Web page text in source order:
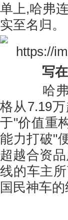
单上,哈弗
实至名归。
写
哈弗
格从7.19
于"价值重
能力打破"
超越合资
线的车主
国民神车